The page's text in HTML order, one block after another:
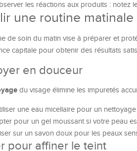
les réactions aux produits : notez
une routine matinale
de soin du matin vise à préparer et
capitale pour obtenir des résultats
en douceur
du visage élimine les impuretés
une eau micellaire pour un
pour un gel moussant si votre peau
sur un savon doux pour les peaux
pour affiner le teint